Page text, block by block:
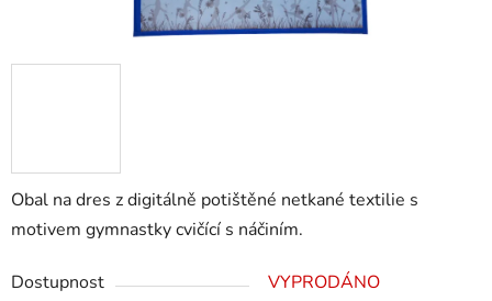
Obal na dres z digitálně potištěné netkané textilie s
motivem gymnastky cvičící s náčiním.
Dostupnost
VYPRODÁNO